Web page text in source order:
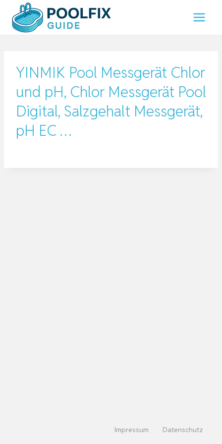
Inhalt
springen
YINMIK Pool Messgerät Chlor
und pH, Chlor Messgerät Pool
Digital, Salzgehalt Messgerät,
pH EC …
Impressum Datenschutz